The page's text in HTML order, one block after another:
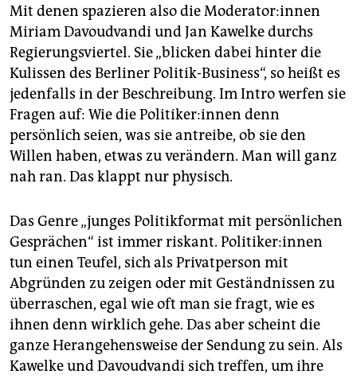
Mit denen spazieren also die Mo­de­ra­to­r:in­nen
Miriam Davoudvandi und Jan Kawelke durchs
Regierungsviertel. Sie „blicken dabei hinter die
Kulissen des Berliner Politik-Business“, so heißt es
jedenfalls in der Beschreibung. Im Intro werfen sie
Fragen auf: Wie die Po­li­ti­ke­r:in­nen denn
persönlich seien, was sie antreibe, ob sie den
Willen haben, etwas zu verändern. Man will ganz
nah ran. Das klappt nur physisch.
Das Genre „junges Politikformat mit persönlichen
Gesprächen“ ist immer riskant. Po­li­ti­ke­r:in­nen
tun einen Teufel, sich als Privatperson mit
Abgründen zu zeigen oder mit Geständnissen zu
überraschen, egal wie oft man sie fragt, wie es
ihnen denn wirklich gehe. Das aber scheint die
ganze Herangehensweise der Sendung zu sein. Als
Kawelke und Davoudvandi sich treffen, um ihre